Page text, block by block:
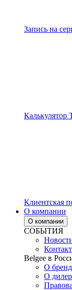
Запись на
Калькулятор
Клиентская
О компании
О компании
СОБЫТИЯ
Belgee в
О
О